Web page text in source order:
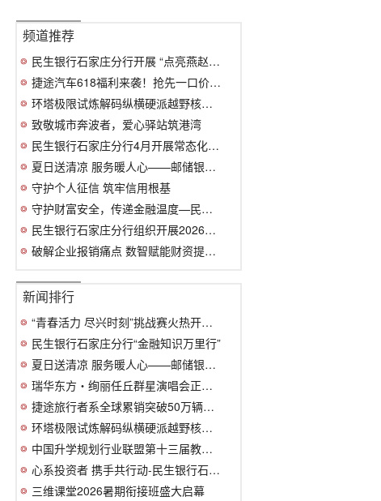
频道推荐
民生银行石家庄分行开展 “点亮燕赵地图
捷途汽车618福利来袭！抢先一口价6.99万元
环塔极限试炼解码纵横硬派越野核心技术实
致敬城市奔波者，爱心驿站筑港湾
民生银行石家庄分行4月开展常态化金融教
夏日送清凉 服务暖人心——邮储银行竞秀
守护个人征信 筑牢信用根基
守护财富安全，传递金融温度—民生银行新华
民生银行石家庄分行组织开展2026年“全民
破解企业报销痛点 数智赋能财资提效 —
新闻排行
“青春活力 尽兴时刻”挑战赛火热开启！丛
民生银行石家庄分行“金融知识万里行”
夏日送清凉 服务暖人心——邮储银行竞秀
瑞华东方・绚丽任丘群星演唱会正式定档
捷途旅行者系全球累销突破50万辆，引领方盒
环塔极限试炼解码纵横硬派越野核心技术实
中国升学规划行业联盟第十三届教育峰会发
心系投资者 携手共行动-民生银行石家庄分
三维课堂2026暑期衔接班盛大启幕